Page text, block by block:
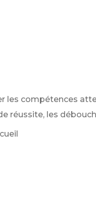
les compétences
réussite, les